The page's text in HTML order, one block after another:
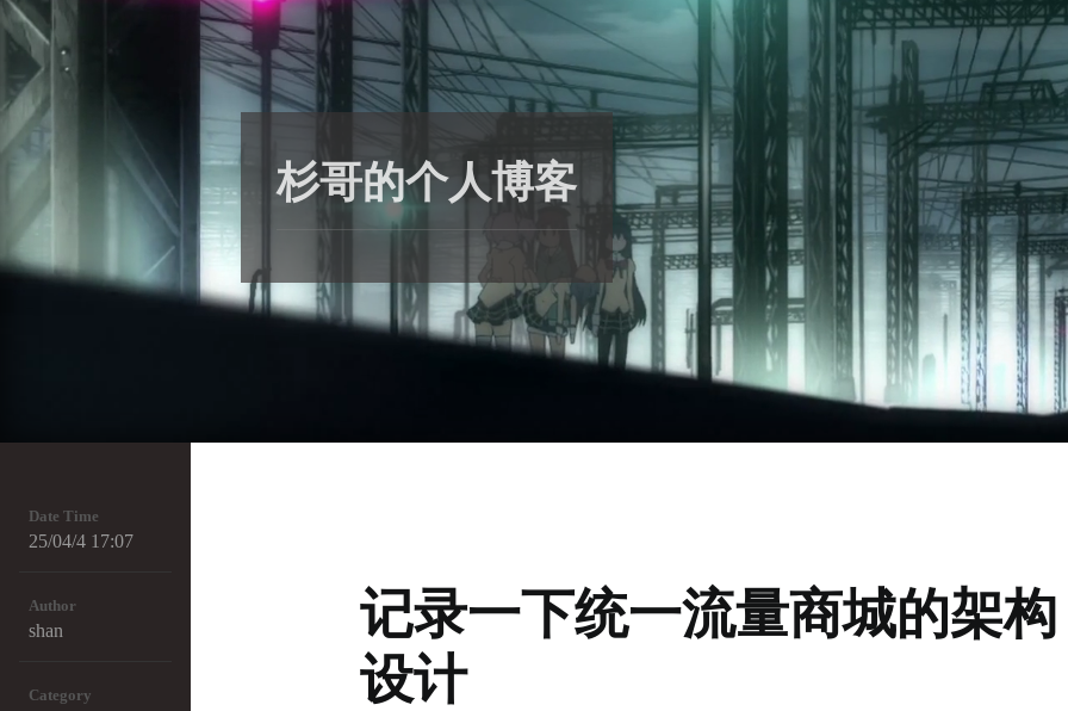
杉哥的个人博客
Date Time
25/04/4 17:07
Author
shan
Category
记录一下统一流量商城的架构
设计